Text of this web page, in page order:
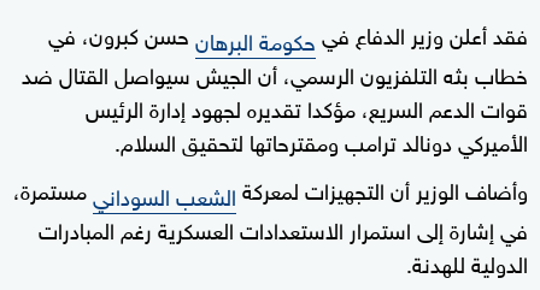
فقد أعلن وزير الدفاع فيحكومة البرهانحسن كبرون، في
خطاب بثه التلفزيون الرسمي، أن الجيش سيواصل القتال ضد
قوات الدعم السريع، مؤكدا تقديره لجهود إدارة الرئيس
الأميركي دونالد ترامب ومقترحاتها لتحقيق السلام.
وأضاف الوزير أن التجهيزات لمعركةالشعب السودانيمستمرة،
في إشارة إلى استمرار الاستعدادات العسكرية رغم المبادرات
الدولية للهدنة.